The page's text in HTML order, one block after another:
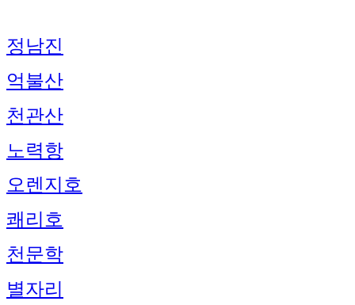
정남진
억불산
천관산
노력항
오렌지호
쾌리호
천문학
별자리